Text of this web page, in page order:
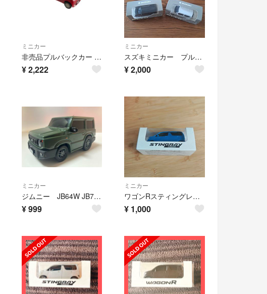
ミニカー
非売品プルバックカー スズキ ワゴンRスマイルく
¥2,222
ミニカー
スズキミニカー プルバックカー 5台セット
¥2,000
ミニカー
ジムニー JB64W JB74W プルバックカー ミニカー ドライブタウン
¥999
ミニカー
ワゴンRスティングレー プルバックカー
¥ 1,000